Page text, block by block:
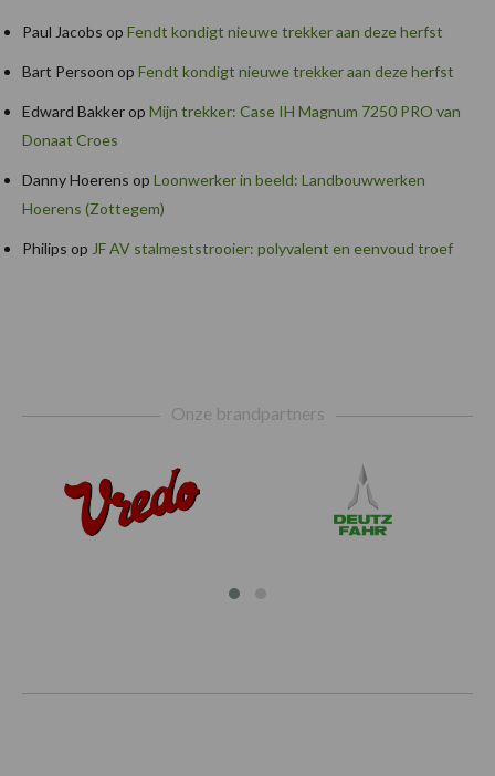
Paul Jacobs op Fendt kondigt nieuwe trekker aan deze herfst
Bart Persoon op Fendt kondigt nieuwe trekker aan deze herfst
Edward Bakkerop Mijn trekker: Case IH Magnum 7250 PRO van
Donaat Croes
Danny Hoerens op Loonwerker in beeld: Landbouwwerken
Hoerens (Zottegem)
Philips op JF AV stalmeststrooier: polyvalent en eenvoud troef
Onze brandpartners